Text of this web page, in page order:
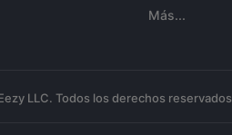
Más...
LLC. Todos los derechos reservados